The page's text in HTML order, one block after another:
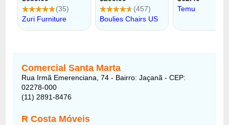
Comercial Santa Marta
Rua Irmã Emerenciana, 74 - Bairro: Jaçanã - CEP:
02278-000
(11) 2891-8476
R Costa Móveis